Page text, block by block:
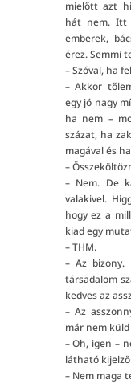
mielőtt azt
hát nem. Itt
emberek,
érez. Semmi
– Szóval, ha
– Akkor
egy jó nagy
ha nem –
százat, ha
magával és
–
– Nem. De
valakivel.
hogy ez a
kiad egy
– THM.
– Az bizony.
társadalom
kedves az
– Az
már nem
– Oh, igen –
látható
– Nem maga